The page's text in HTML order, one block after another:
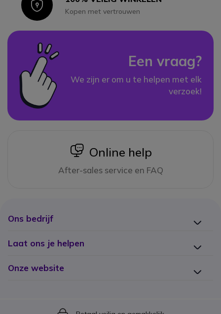
IconKopen met vertrouwen
Een vraag?
We zijn er om u te helpen met elk
verzoek!
icon
Online help
After-sales service en FAQ
Ons bedrijf
Laat ons je helpen
Onze website